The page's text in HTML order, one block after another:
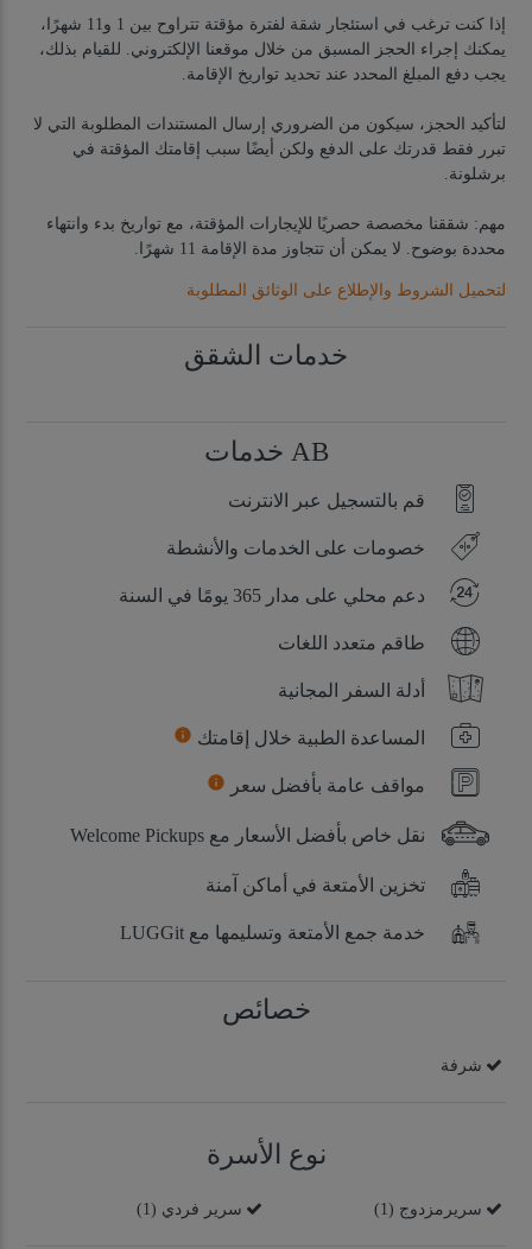
إذا كنت ترغب في استئجار شقة لفترة مؤقتة تتراوح بين 1 و11 شهرًا،
يمكنك إجراء الحجز المسبق من خلال موقعنا الإلكتروني. للقيام بذلك،
يجب دفع المبلغ المحدد عند تحديد تواريخ الإقامة.
لتأكيد الحجز، سيكون من الضروري إرسال المستندات المطلوبة التي لا
تبرر فقط قدرتك على الدفع ولكن أيضًا سبب إقامتك المؤقتة في
برشلونة.
مهم: شققنا مخصصة حصريًا للإيجارات المؤقتة، مع تواريخ بدء وانتهاء
محددة بوضوح. لا يمكن أن تتجاوز مدة الإقامة 11 شهرًا.
لتحميل الشروط والإطلاع على الوثائق المطلوبة
خدمات الشقق
AB خدمات
قم بالتسجيل عبر الانترنت
خصومات على الخدمات والأنشطة
دعم محلي على مدار 365 يومًا في السنة
طاقم متعدد اللغات
أدلة السفر المجانية
المساعدة الطبية خلال إقامتك info
مواقف عامة بأفضل سعر info
نقل خاص بأفضل الأسعار مع Welcome Pickups
تخزين الأمتعة في أماكن آمنة
خدمة جمع الأمتعة وتسليمها مع LUGGit
خصائص
شرفة
نوع الأسرة
سريرمزدوج (1) سرير فردي (1)